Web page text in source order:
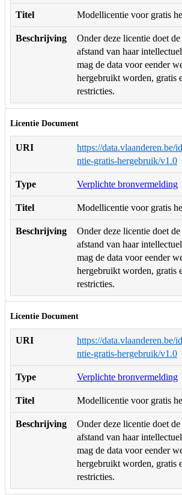
Titel Modellicentie voor gratis
Beschrijving
Onder deze licentie doet
afstand van haar
mag de data voor eender
hergebruikt worden, gratis
restricties.
Licentie Document
URI
https://data.vlaanderen.be/
ntie-gratis-hergebruik/v1.0
Type Verplichte bronvermelding
Titel Modellicentie voor gratis
Beschrijving
Onder deze licentie doet
afstand van haar
mag de data voor eender
hergebruikt worden, gratis
restricties.
Licentie Document
URI
https://data.vlaanderen.be/
ntie-gratis-hergebruik/v1.0
Type Verplichte bronvermelding
Titel Modellicentie voor gratis
Beschrijving
Onder deze licentie doet
afstand van haar
mag de data voor eender
hergebruikt worden, gratis
restricties.